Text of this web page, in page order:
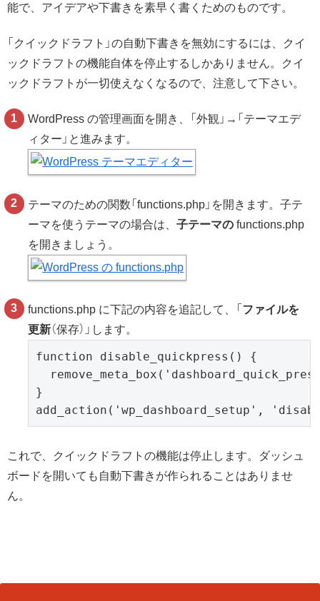
能で、アイデアや下書きを素早く書くためのものです。
「クイックドラフト」の自動下書きを無効にするには、クイ
ックドラフトの機能自体を停止するしかありません。クイ
ックドラフトが一切使えなくなるので、注意して下さい。
WordPress の管理画面を開き、「外観」→「テーマエデ
ィター」と進みます。
テーマのための関数「functions.php」を開きます。子テ
ーマを使うテーマの場合は、子テーマの functions.php
を開きましょう。
functions.php に下記の内容を追記して、「 ファイルを
更新（保存）」します。
function disable_quickpress() {
}
add_action('wp_dashboard_setup',
これで、クイックドラフトの機能は停止します。ダッシュ
ボードを開いても自動下書きが作られることはありませ
ん。